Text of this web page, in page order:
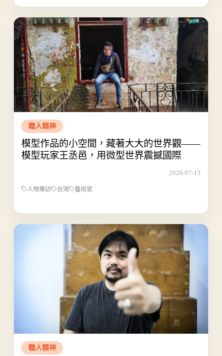
職人精神
模型作品的小空間，藏著大大的世界觀——
模型玩家王丞邑，用微型世界震撼國際
2026-07-13
人物專訪 台灣 藝術家
職人精神